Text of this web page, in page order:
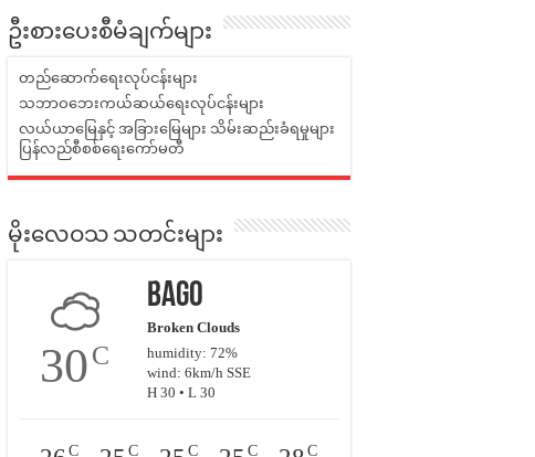
ဦးစားပေးစီမံချက်များ
တည်ဆောက်ရေးလုပ်ငန်းများ
သဘာဝဘေးကယ်ဆယ်ရေးလုပ်ငန်းများ
လယ်ယာမြေနှင့် အခြားမြေများ သိမ်းဆည်းခံရမှုများ
ပြန်လည်စီစစ်ရေးကော်မတီ
မိုးလေဝသ သတင်းများ
30C
Bago
Broken Clouds
humidity: 72%
wind: 6km/h SSE
H 30 • L 30
C C C C C